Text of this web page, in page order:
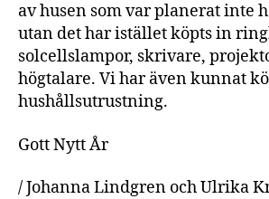
av husen som var planerat inte
utan det har istället köpts in
solcellslampor, skrivare,
högtalare. Vi har även kunnat
hushållsutrustning.
Gott Nytt År
/ Johanna Lindgren och Ulrika